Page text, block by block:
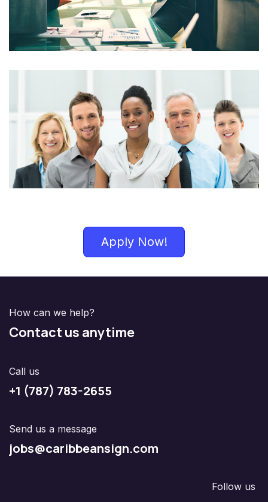
Apply Now!
How can we help?
Contact us anytime
Call us
+1 (787) 783-2655
Send us a message
jobs@caribbeansign.com
Follow us